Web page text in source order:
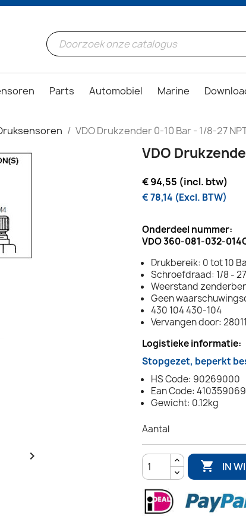
Parts Automobiel Marine
VDO Drukzender 0-10 Bar - 1/8-27

VDO
€ 94,55 (incl. btw)
€ 78,14 (Excl. BTW)
Onderdeel nummer:
VDO 360-081-032-
Drukbereik: 0 tot 10
Schroefdraad: 1/8 -
Weerstand
Geen
430 104 430-104
Vervangen door:
Logistieke informatie:
Stopgezet, beperkt
HS Code: 90269000
Ean Code:
Gewicht: 0.12kg
Aantal
 IN